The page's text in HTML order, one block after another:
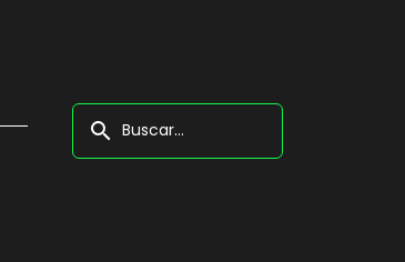
search